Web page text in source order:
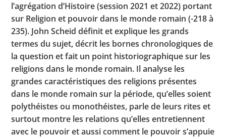
l’agrégation d’Histoire (session 2021 et 2022) portant
sur Religion et pouvoir dans le monde romain (-218 à
235). John Scheid définit et explique les grands
termes du sujet, décrit les bornes chronologiques de
la question et fait un point historiographique sur les
religions dans le monde romain. Il analyse les
grandes caractéristiques des religions présentes
dans le monde romain sur la période, qu’elles soient
polythéistes ou monothéistes, parle de leurs rites et
surtout montre les relations qu’elles entretiennent
avec le pouvoir et aussi comment le pouvoir s’appuie